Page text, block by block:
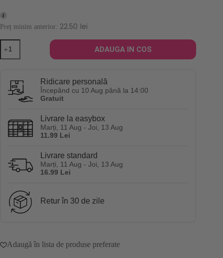
30.00lei.
Preț minim anterior: 22.50 lei
Cantitate
Gel
de
pepene
galben
Melon
Bath
Gel
ADAUGA IN COS
Ridicare personală
Începând cu 10 Aug până la 14:00
Gratuit
Livrare la easybox
Marți, 11 Aug - Joi, 13 Aug
11.99 Lei
Livrare standard
Marți, 11 Aug - Joi, 13 Aug
16.99 Lei
Retur în 30 de zile
Adaugă în lista de produse preferate